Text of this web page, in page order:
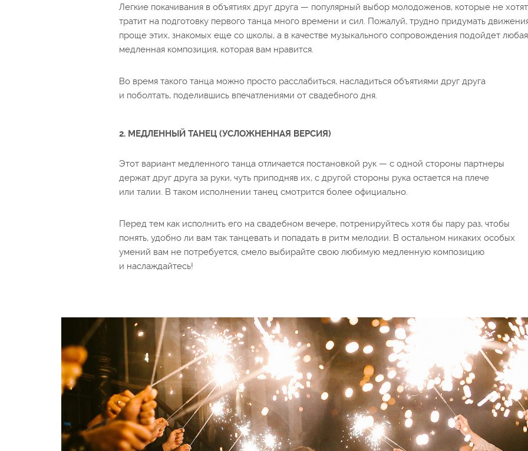
Легкие покачивания в объятиях друг друга — популярный выбор молодоженов, которые не хотят
тратит на подготовку первого танца много времени и сил. Пожалуй, трудно придумать
проще этих, знакомых еще со школы, а в качестве музыкального сопровождения подойдет любая
медленная композиция, которая вам нравится.
Во время такого танца можно просто расслабиться, насладиться объятиями друг друга
и поболтать, поделившись впечатлениями от свадебного дня.
2. МЕДЛЕННЫЙ ТАНЕЦ (УСЛОЖНЕННАЯ ВЕРСИЯ)
Этот вариант медленного танца отличается постановкой рук — с одной стороны партнеры
держат друг друга за руки, чуть приподняв их, с другой стороны рука остается на плече
или талии. В таком исполнении танец смотрится более официально.
Перед тем как исполнить его на свадебном вечере, потренируйтесь хотя бы пару раз, чтобы
понять, удобно ли вам так танцевать и попадать в ритм мелодии. В остальном никаких особых
умений вам не потребуется, смело выбирайте свою любимую медленную композицию
и наслаждайтесь!